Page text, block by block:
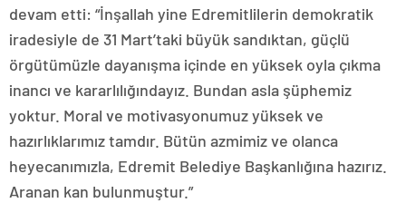
devam etti: “İnşallah yine Edremitlilerin demokratik
iradesiyle de 31 Mart’taki büyük sandıktan, güçlü
örgütümüzle dayanışma içinde en yüksek oyla çıkma
inancı ve kararlılığındayız. Bundan asla şüphemiz
yoktur. Moral ve motivasyonumuz yüksek ve
hazırlıklarımız tamdır. Bütün azmimiz ve olanca
heyecanımızla, Edremit Belediye Başkanlığına hazırız.
Aranan kan bulunmuştur.”